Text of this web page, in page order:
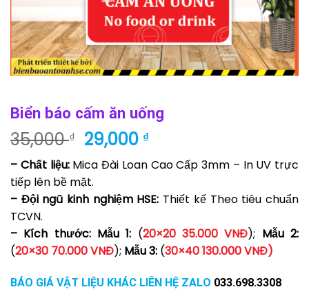
Biển báo cấm ăn uống
35,000₫ Giá
gốc
là:
35,000 ₫.
29,000 ₫Giá
hiện
tại
29,000 ₫.
– Chất liệu:Mica Đài Loan Cao Cấp 3mm – In UV trực
tiếp lên bề mặt.
– Đội ngũ kinh nghiệm HSE: Thiết kế Theo tiêu chuẩn
TCVN.
– Kích thước: Mẫu 1: (20×20 35.000 VNĐ); Mẫu 2:
(20×30 70.000 VNĐ); Mẫu 3: (30×40 130.000 VNĐ)
BÁO GIÁ VẬT LIỆU KHÁC LIÊN HỆ ZALO 033.698.3308